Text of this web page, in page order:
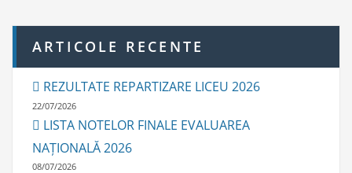
e
ARTICOLE RECENTE
REZULTATE REPARTIZARE LICEU 2026
22/07/2026
LISTA NOTELOR FINALE EVALUAREA
NAȚIONALĂ 2026
08/07/2026